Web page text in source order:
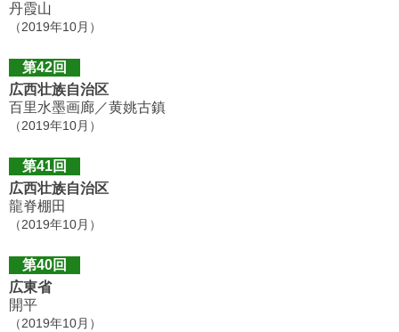
丹霞山
（2019年10月）
第42回
広西壮族自治区
百里水墨画廊／黄姚古鎮
（2019年10月）
第41回
広西壮族自治区
龍脊棚田
（2019年10月）
第40回
広東省
開平
（2019年10月）